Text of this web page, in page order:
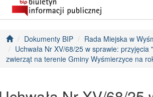
Dokumenty BIP Rada Miejska w
Uchwała Nr XV/68/25 w sprawie:
zwierząt na terenie Gminy Wyśmierzyce na